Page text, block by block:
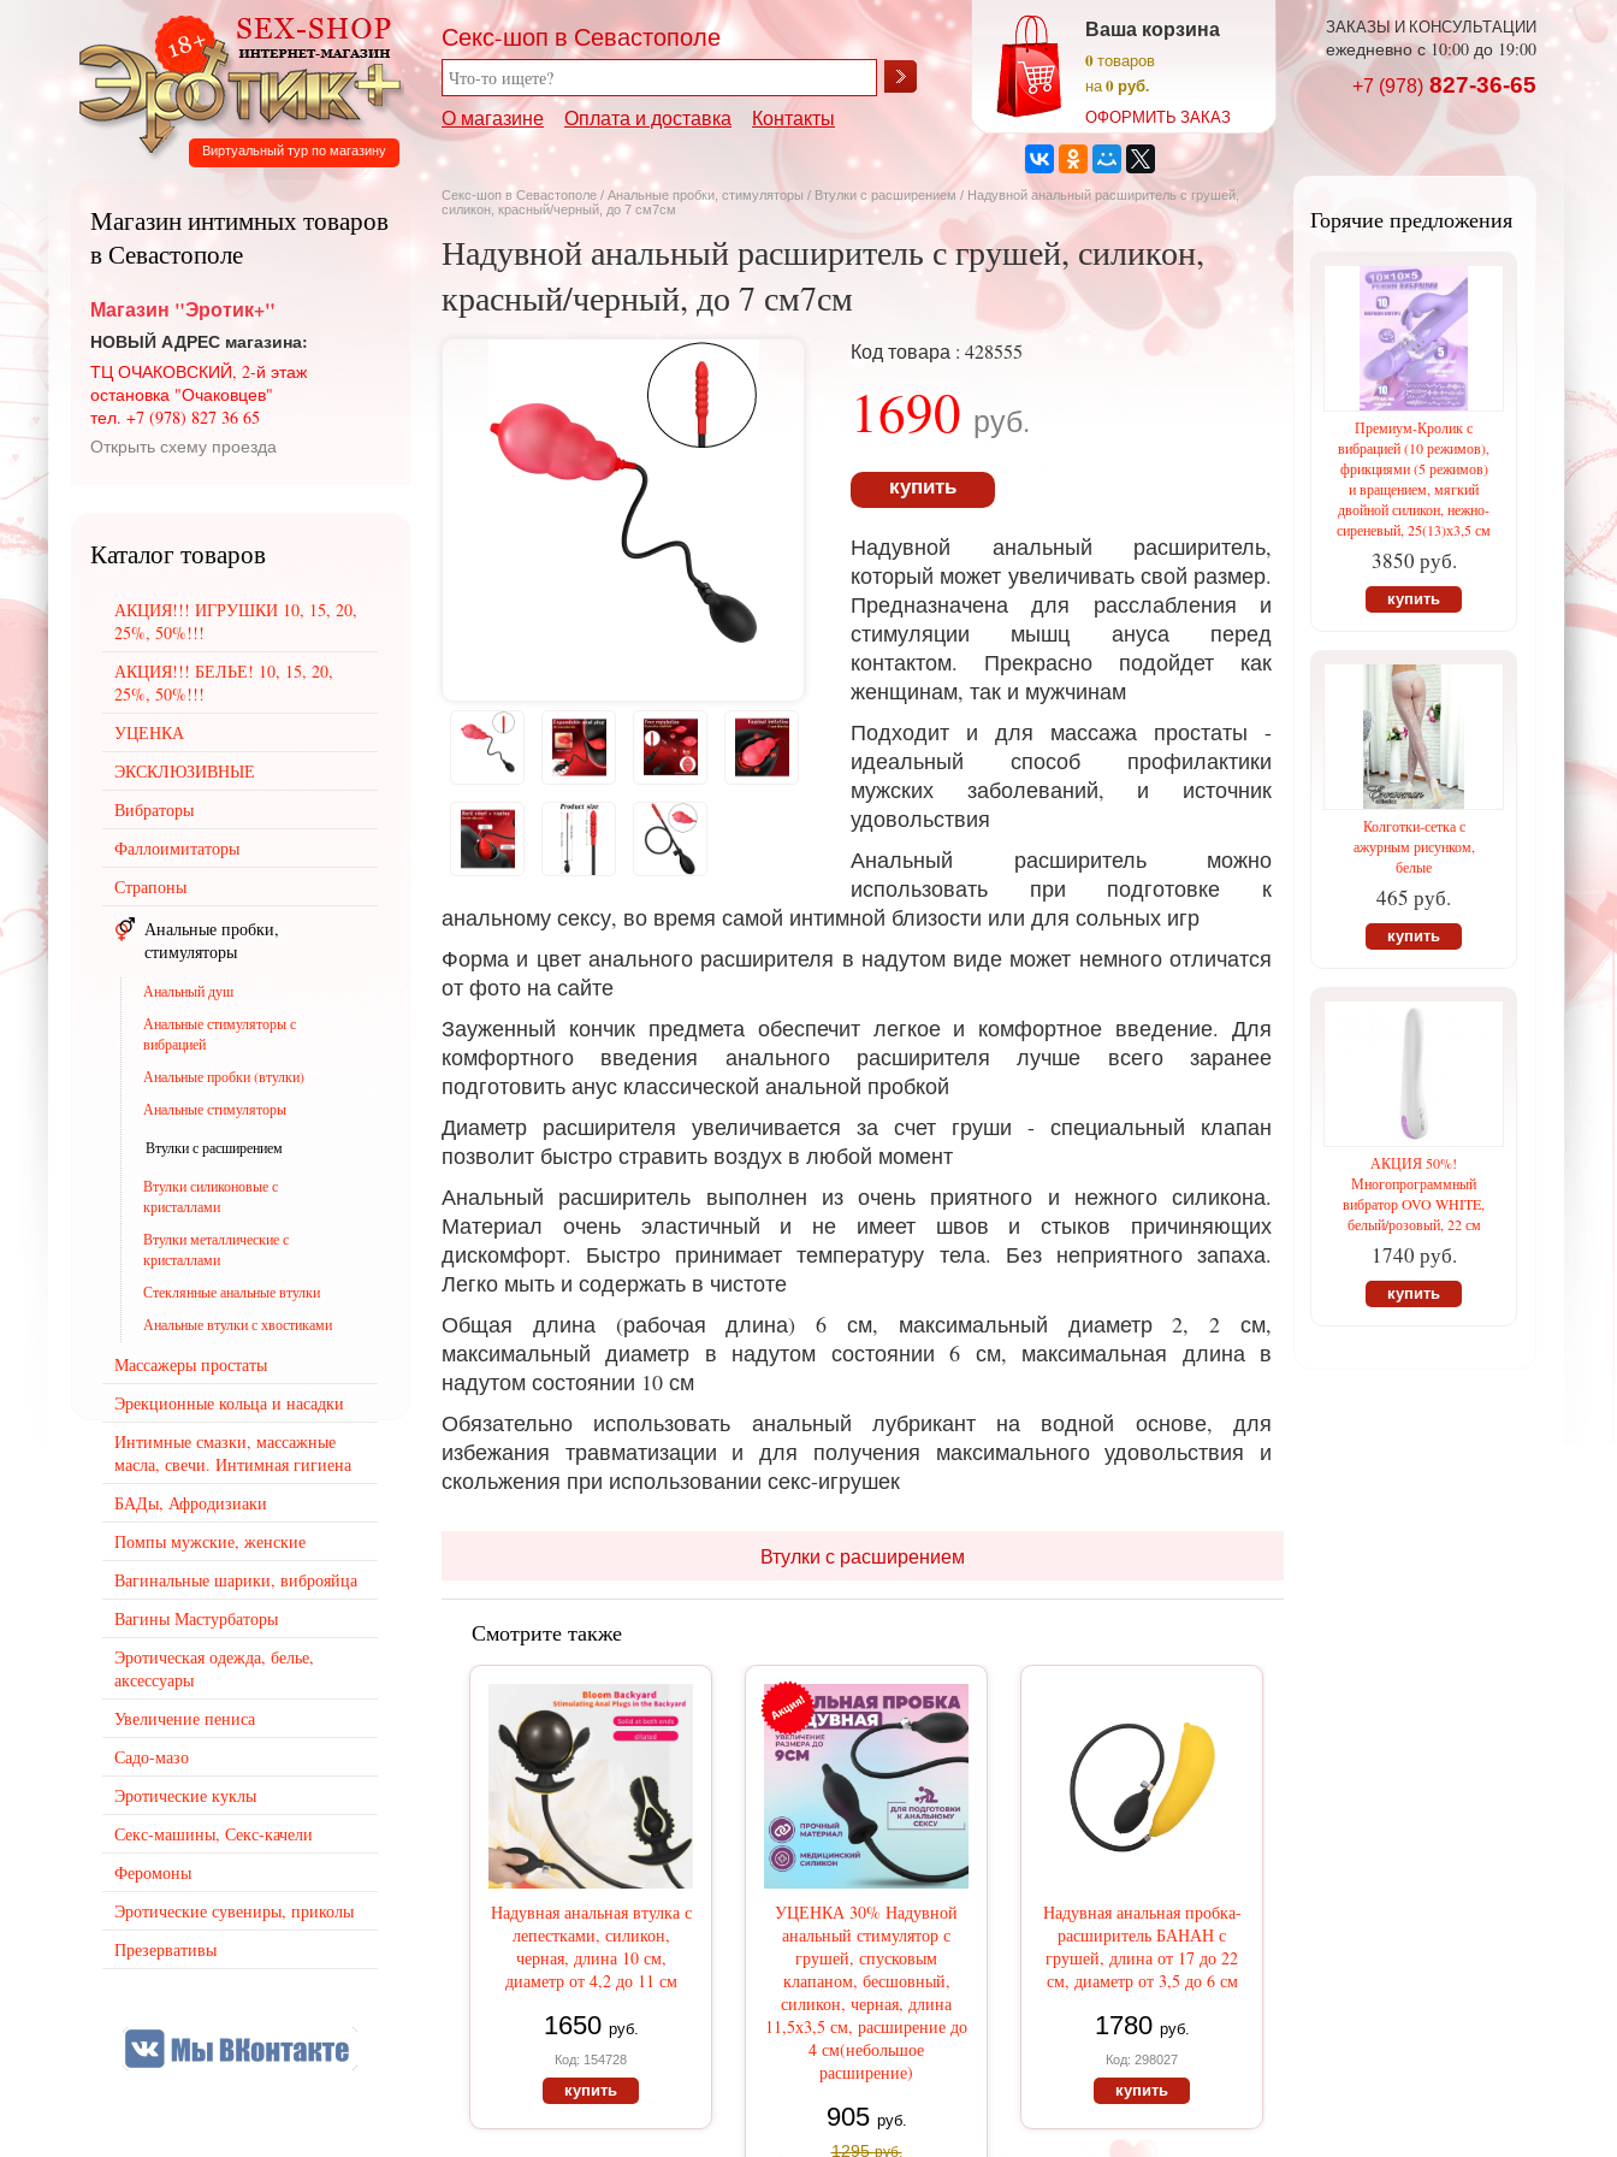
Секс-шоп в Севастополе
О магазине Оплата и доставка Контакты
Ваша корзина
0товаров
на0 руб.
ОФОРМИТЬ ЗАКАЗ
ЗАКАЗЫ И КОНСУЛЬТАЦИИ
ежедневно с 10:00 до 19:00
+7 (978) 827-36-65
Виртуальный тур по магазину
Секс-шоп в Севастополе / Анальные пробки, стимуляторы / Втулки с расширением / Надувной анальный расширитель с грушей,
силикон, красный/черный, до 7 см7см
Надувной анальный расширитель с грушей, силикон,
красный/черный, до 7 см7см
Код товара : 428555
1690 руб.
купить
Надувной анальный расширитель,
который может увеличивать свой размер.
Предназначена для расслабления и
стимуляции мышц ануса перед
контактом. Прекрасно подойдет как
женщинам, так и мужчинам
Подходит и для массажа простаты -
идеальный способ профилактики
мужских заболеваний, и источник
удовольствия
Анальный расширитель можно
использовать при подготовке к
анальному сексу, во время самой интимной близости или для сольных игр
Форма и цвет анального расширителя в надутом виде может немного отличатся
от фото на сайте
Зауженный кончик предмета обеспечит легкое и комфортное введение. Для
комфортного введения анального расширителя лучше всего заранее
подготовить анус классической анальной пробкой
Диаметр расширителя увеличивается за счет груши - специальный клапан
позволит быстро стравить воздух в любой момент
Анальный расширитель выполнен из очень приятного и нежного силикона.
Материал очень эластичный и не имеет швов и стыков причиняющих
дискомфорт. Быстро принимает температуру тела. Без неприятного запаха.
Легко мыть и содержать в чистоте
Общая длина (рабочая длина) 6 см, максимальный диаметр 2, 2 см,
максимальный диаметр в надутом состоянии 6 см, максимальная длина в
надутом состоянии 10 см
Обязательно использовать анальный лубрикант на водной основе, для
избежания травматизации и для получения максимального удовольствия и
скольжения при использовании секс-игрушек
Втулки с расширением
Смотрите также
Надувная анальная втулка с
лепестками, силикон,
черная, длина 10 см,
диаметр от 4,2 до 11 см
1650 руб.
Код: 154728
купить
УЦЕНКА 30% Надувной
анальный стимулятор с
грушей, спусковым
клапаном, бесшовный,
силикон, черная, длина
11,5х3,5 см, расширение до
4 см(небольшое
расширение)
905 руб.
1295руб.
Надувная анальная пробка-
расширитель БАНАН с
грушей, длина от 17 до 22
см, диаметр от 3,5 до 6 см
1780 руб.
Код: 298027
купить
Горячие предложения
Премиум-Кролик с
вибрацией (10 режимов),
фрикциями (5 режимов)
и вращением, мягкий
двойной силикон, нежно-
сиреневый, 25(13)х3,5 см
3850 руб.
купить
Колготки-сетка с
ажурным рисунком,
белые
465 руб.
купить
АКЦИЯ 50%!
Многопрограммный
вибратор OVO WHITE,
белый/розовый, 22 см
1740 руб.
купить
Магазин интимных товаров
в Севастополе
Магазин "Эротик+"
НОВЫЙ АДРЕС магазина:
ТЦ ОЧАКОВСКИЙ, 2-й этаж
остановка "Очаковцев"
тел. +7 (978) 827 36 65
Открыть схему проезда
Каталог товаров
АКЦИЯ!!! ИГРУШКИ 10, 15, 20,
25%, 50%!!!
АКЦИЯ!!! БЕЛЬЕ! 10, 15, 20,
25%, 50%!!!
УЦЕНКА
ЭКСКЛЮЗИВНЫЕ
Вибраторы
Фаллоимитаторы
Страпоны
Анальные пробки,
стимуляторы
Анальный душ
Анальные стимуляторы с
вибрацией
Анальные пробки (втулки)
Анальные стимуляторы
Втулки с расширением
Втулки силиконовые с
кристаллами
Втулки металлические с
кристаллами
Стеклянные анальные втулки
Анальные втулки с хвостиками
Массажеры простаты
Эрекционные кольца и насадки
Интимные смазки, массажные
масла, свечи. Интимная гигиена
БАДы, Афродизиаки
Помпы мужские, женские
Вагинальные шарики, виброяйца
Вагины Мастурбаторы
Эротическая одежда, белье,
аксессуары
Увеличение пениса
Садо-мазо
Эротические куклы
Секс-машины, Секс-качели
Феромоны
Эротические сувениры, приколы
Презервативы